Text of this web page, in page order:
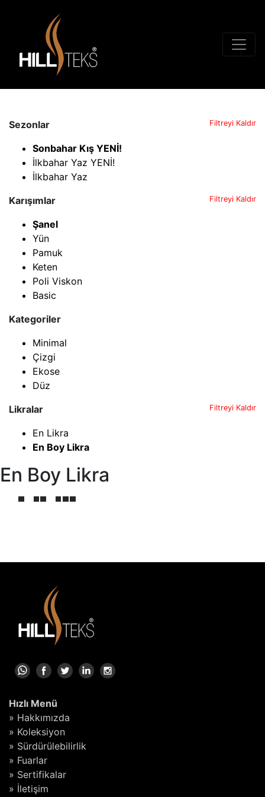
Sezonlar Filtreyi Kaldır
Sonbahar Kış YENİ!
İlkbahar Yaz YENİ!
İlkbahar Yaz
Karışımlar
Filtreyi Kaldır
Şanel
Yün
Pamuk
Keten
Poli Viskon
Basic
Kategoriler
Minimal
Çizgi
Ekose
Düz
Likralar
Filtreyi Kaldır
En Likra
En Boy Likra
En Boy Likra
Hızlı Menü
» Hakkımızda
» Koleksiyon
» Sürdürülebilirlik
» Fuarlar
» Sertifikalar
» İletişim